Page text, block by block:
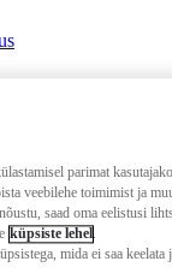
parimat
veebilehe toimimist ja
saad oma eelistusi
küpsiste lehel.
mida ei saa